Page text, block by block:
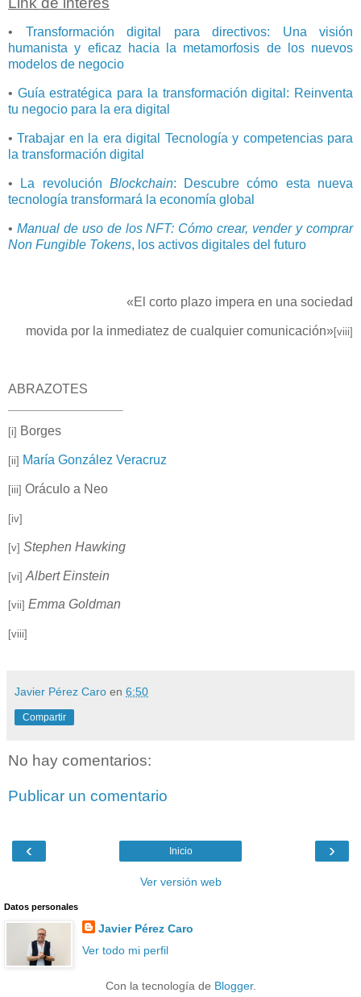
• Transformación digital para directivos: Una visión
humanista y eficaz hacia la metamorfosis de los nuevos
modelos de negocio
• Guía estratégica para la transformación digital: Reinventa
tu negocio para la era digital
•Trabajar en la era digital Tecnología y competencias para
la transformación digital
• La revolución Blockchain: Descubre cómo esta nueva
tecnología transformará la economía global
• Manual de uso de los NFT: Cómo crear, vender y comprar
Non Fungible Tokens, los activos digitales del futuro
«El corto plazo impera en una sociedad
movida por la inmediatez de cualquier comunicación»[viii]
ABRAZOTES
[i] Borges
[ii] María González Veracruz
[iii] Oráculo a Neo
[iv]
[v] Stephen Hawking
[vi] Albert Einstein
[vii] Emma Goldman
[viii]
Javier Pérez Caro en 6:50
Compartir
No hay comentarios:
Publicar un comentario
‹ ›
Inicio
Ver versión web
Datos personales
Javier Pérez Caro
Ver todo mi perfil
Con la tecnología de Blogger.